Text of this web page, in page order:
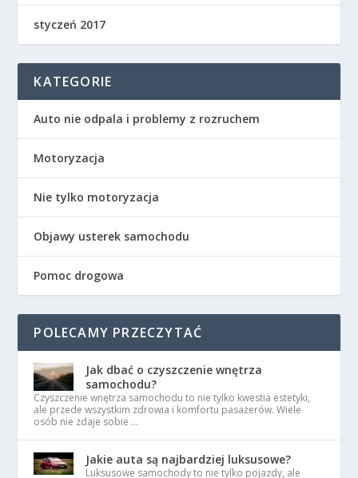
styczeń 2017
KATEGORIE
Auto nie odpala i problemy z rozruchem
Motoryzacja
Nie tylko motoryzacja
Objawy usterek samochodu
Pomoc drogowa
POLECAMY PRZECZYTAĆ
Jak dbać o czyszczenie wnętrza
samochodu?
Czyszczenie wnętrza samochodu to nie tylko kwestia estetyki,
ale przede wszystkim zdrowia i komfortu pasażerów. Wiele
osób nie zdaje sobie …
Jakie auta są najbardziej luksusowe?
Luksusowe samochody to nie tylko pojazdy, ale